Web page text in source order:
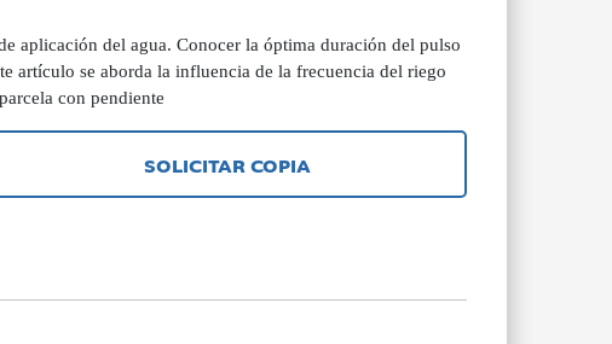
aplicación del agua. Conocer la óptima duración del pulso
artículo se aborda la influencia de la frecuencia del riego
con pendiente
SOLICITAR COPIA